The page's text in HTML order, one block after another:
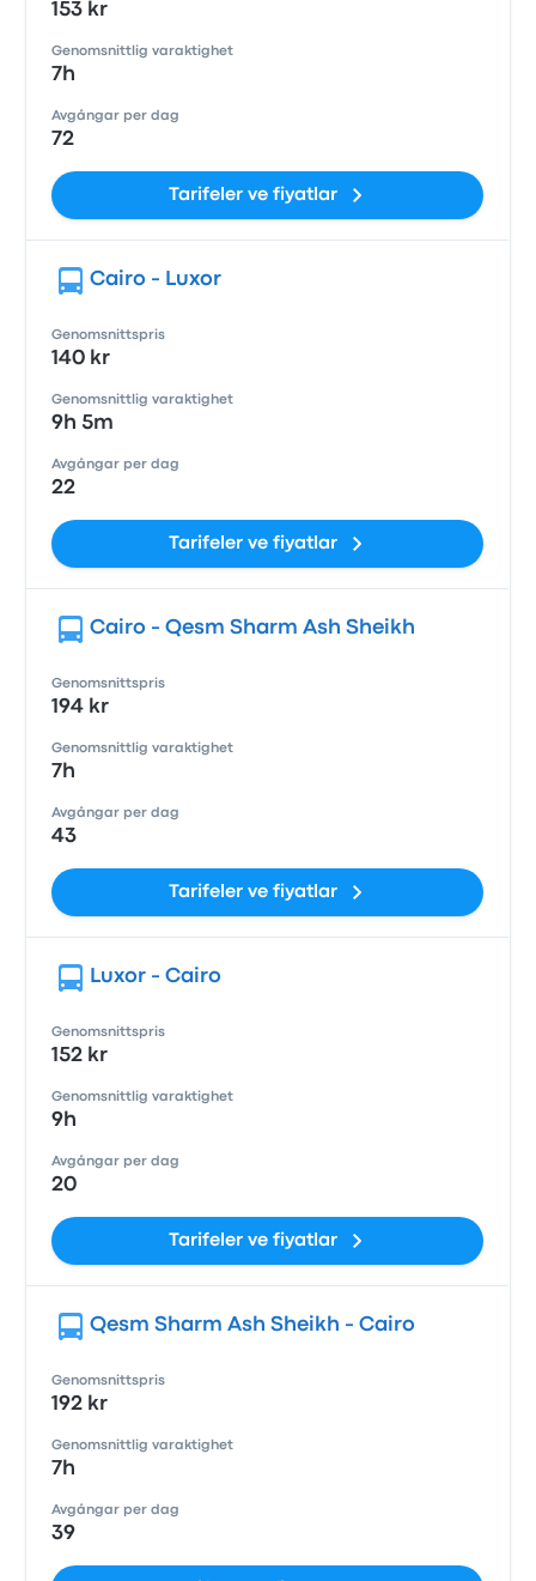
153 kr
Genomsnittlig varaktighet
7h
Avgångar per dag
72
Tarifeler ve fiyatlar
Cairo - Luxor
Genomsnittspris
140 kr
Genomsnittlig varaktighet
9h 5m
Avgångar per dag
22
Tarifeler ve fiyatlar
Cairo - Qesm Sharm Ash Sheikh
Genomsnittspris
194 kr
Genomsnittlig varaktighet
7h
Avgångar per dag
43
Tarifeler ve fiyatlar
Luxor - Cairo
Genomsnittspris
152 kr
Genomsnittlig varaktighet
9h
Avgångar per dag
20
Tarifeler ve fiyatlar
Qesm Sharm Ash Sheikh - Cairo
Genomsnittspris
192 kr
Genomsnittlig varaktighet
7h
Avgångar per dag
39